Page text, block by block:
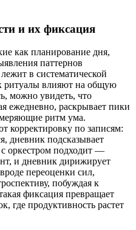
и их фиксация
как планирование дня,
паттернов
в систематической
ритуалы влияют на общую
можно увидеть, что
ежедневно, раскрывает пики
ритм ума.
корректировку по записям:
дневник подсказывает
оркестром подходит —
и дневник дирижирует
переоценки сил,
побуждая к
фиксация превращает
где продуктивность растет